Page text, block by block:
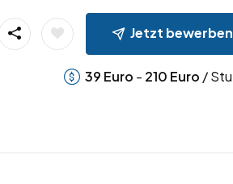
Jetzt bewerben
39 Euro - 210 Euro /